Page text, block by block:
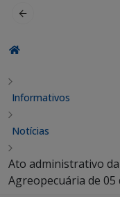
Informativos
Notícias
Ato administrativo
Agreopecuária de 05